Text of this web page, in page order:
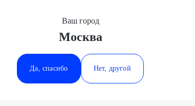
Минеральные Воды
Ростов-на-Дону
Ставрополь
Ваш город
Москва
Да, спасибо Нет, другой
Шиномонтаж R14 Skoda
Статьи